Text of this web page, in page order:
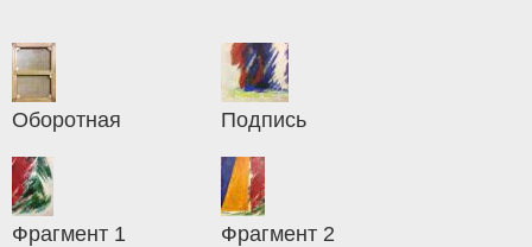
Оборотная Подпись
Фрагмент 1 Фрагмент 2